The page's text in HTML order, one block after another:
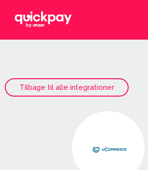
Tilbage til alle integrationer